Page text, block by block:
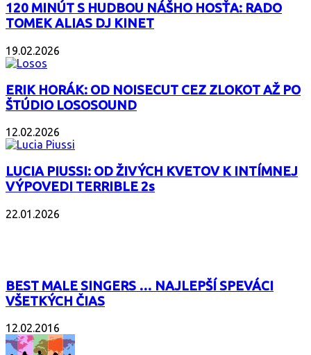
120 MINÚT S HUDBOU NÁŠHO HOSŤA: RADO
TOMEK ALIAS DJ KINET
19.02.2026
ERIK HORÁK: OD NOISECUT CEZ ZLOKOT AŽ PO
ŠTÚDIO LOSOSOUND
12.02.2026
LUCIA PIUSSI: OD ŽIVÝCH KVETOV K INTÍMNEJ
VÝPOVEDI TERRIBLE 2s
22.01.2026
BEST MALE SINGERS … NAJLEPŠÍ SPEVÁCI
VŠETKÝCH ČIAS
12.02.2016